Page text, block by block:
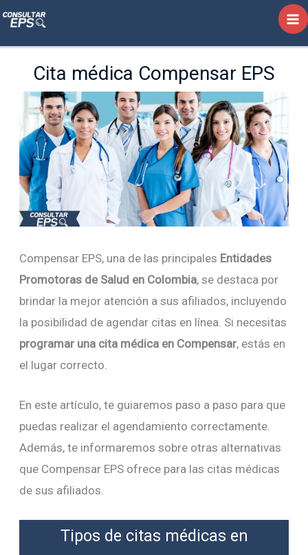
Ir
contenido
Cita médica Compensar EPS
Compensar EPS, una de las principales Entidades
Promotoras de Salud en Colombia, se destaca por
brindar la mejor atención a sus afiliados, incluyendo
la posibilidad de agendar citas en línea. Si necesitas
programar una cita médica en Compensar, estás en
el lugar correcto.
En este artículo, te guiaremos paso a paso para que
puedas realizar el agendamiento correctamente.
Además, te informaremos sobre otras alternativas
que Compensar EPS ofrece para las citas médicas
de sus afiliados.
Tipos de citas médicas en